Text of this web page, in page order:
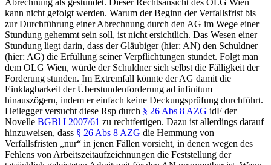
Abrechnung als gestundet. Dieser Rechtsansicht des OLG Wien
kann nicht gefolgt werden. Warum der Beginn der Verfallsfrist bis
zur Durchführung einer Abrechnung durch den AG im Wege einer
Stundung gehemmt sein soll, ist nicht ersichtlich. Das Wesen einer
Stundung liegt darin, dass der Gläubiger (hier: AN) den Schuldner
(hier: AG) die Erfüllung seiner Verpflichtungen stundet. Folgt man
dem OLG Wien, würde der Schuldner sich selbst die Fälligkeit der
Forderung stunden. Im Extremfall könnte der AG damit die
Einklagbarkeit der Überstundenforderung ad infinitum
hinauszögern, indem er einfach keine Deckungsprüfung durchführt.
Heileggerversucht diese Rsp durch § 26 Abs 8 AZG idF der
Novelle BGBl I 2007/61 zu rechtfertigen. Dazu ist allerdings darauf
hinzuweisen, dass § 26 Abs 8 AZG die Hemmung von
Verfallsfristen „nur“ in jenen Fällen vorsieht, in denen wegen des
Fehlens von Arbeitszeitaufzeichnungen die Feststellung der